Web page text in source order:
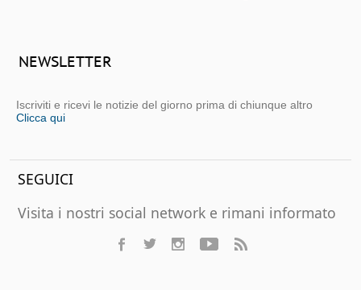
NEWSLETTER
Iscriviti e ricevi le notizie del giorno prima di chiunque altro
Clicca qui
SEGUICI
Visita i nostri social network e rimani informato